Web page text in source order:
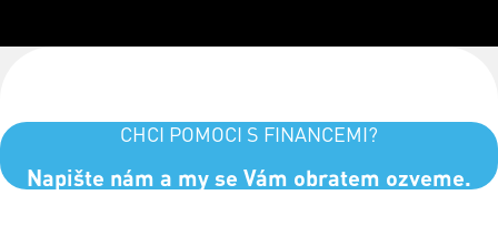
CHCI POMOCI S FINANCEMI?
Napište nám a my se Vám obratem ozveme.